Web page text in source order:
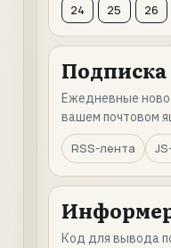
24
25 26
Подписка
Ежедневные
вашем почтовом
RSS-лента
Код для вывода